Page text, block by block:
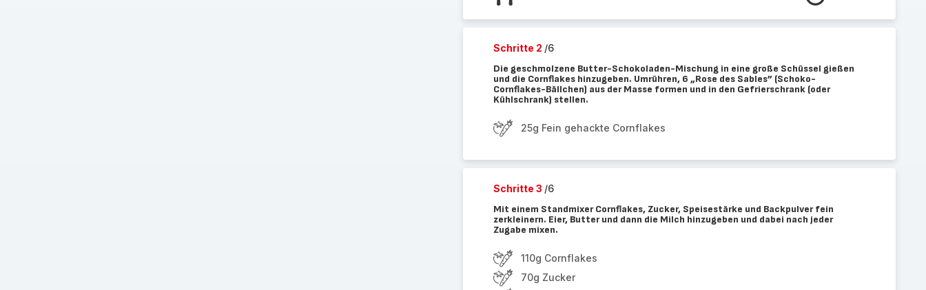
Schritte 2 /6
Die geschmolzene Butter-Schokoladen-Mischung in eine große Schüssel gießen
und die Cornflakes hinzugeben. Umrühren, 6 „Rose des Sables” (Schoko-
Cornflakes-Bällchen) aus der Masse formen und in den Gefrierschrank (oder
Kühlschrank) stellen.
25g Fein gehackte Cornflakes
Schritte 3 /6
Mit einem Standmixer Cornflakes, Zucker, Speisestärke und Backpulver fein
zerkleinern. Eier, Butter und dann die Milch hinzugeben und dabei nach jeder
Zugabe mixen.
110g Cornflakes
70g Zucker